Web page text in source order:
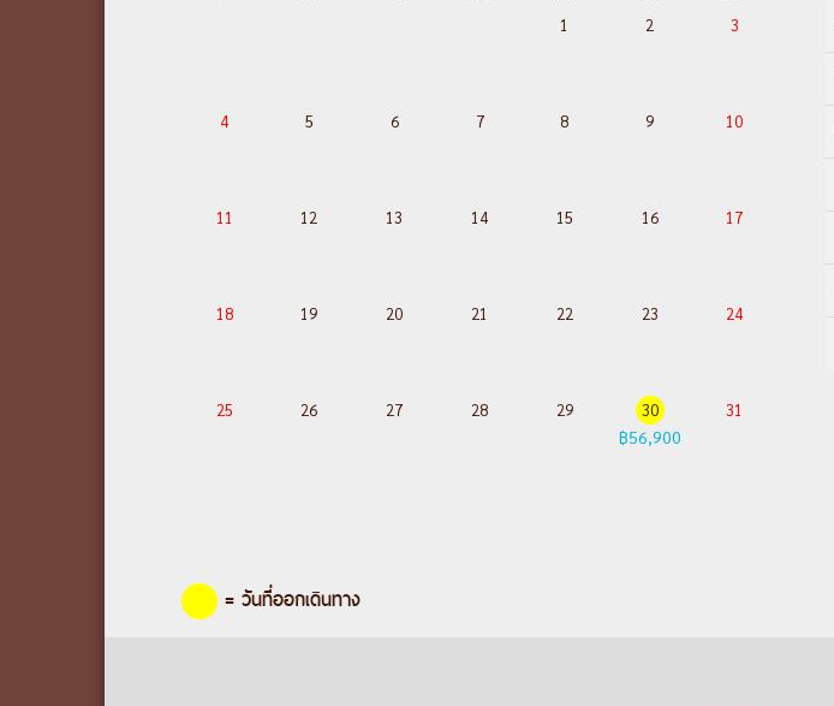
1
2 3
4 5 6 7 8 9 10
11 12 13 14 15 16 17
18 19 20 21 22 23 24
25 26 27 28 29 30
฿56,900
31
= วันที่ออกเดินทาง